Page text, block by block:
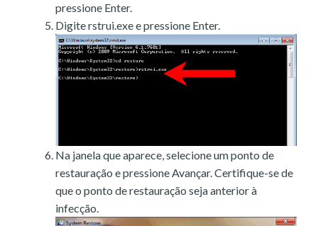
pressione Enter.
Digite rstrui.exe e pressione Enter.
Na janela que aparece, selecione um ponto de
restauração e pressione Avançar. Certifique-se de
que o ponto de restauração seja anterior à
infecção.